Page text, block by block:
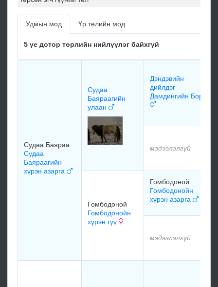
Удмын мод Үр төлийн мод
5 үе дотор төрлийн нийлүүлэг байхгүй
Судаа Баяраа
Судаа
Баяраагийн
хүрэн азарга
Судаа
Баяраагийн
улаан
Дэндэвийн
дийлдэг
Дамдингийн Бор
мэдээлэлгүй
Гомбодоной
Гомбодонойн
хүрэн гүү
Гомбодоной
Гомбодонойн
хүрэн азарга
мэдээлэлгүй